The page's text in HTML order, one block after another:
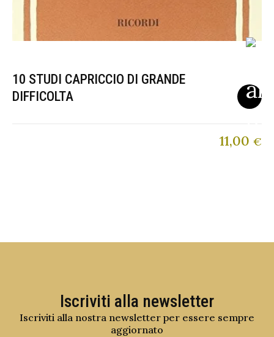
10 STUDI CAPRICCIO DI GRANDE
DIFFICOLTA
11,00 €
Iscriviti alla newsletter
Iscriviti alla nostra newsletter per essere sempre
aggiornato